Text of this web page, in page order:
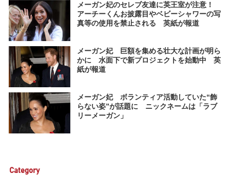
メーガン妃のセレブ友達に英王室が注意！
アーチーくんお披露目やベビーシャワーの写
真等の使用を禁止される 英紙が報道
メーガン妃 巨額を集める壮大な計画が明ら
かに 水面下で新プロジェクトを始動中 英
紙が報道
メーガン妃 ボランティア活動していた“飾
らない姿”が話題に ニックネームは「ラブ
リーメーガン」
Category